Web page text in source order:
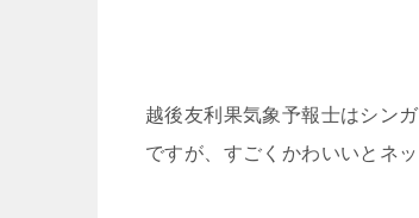
越後友利果気象予報士はシン
ですが、すごくかわいいとネ